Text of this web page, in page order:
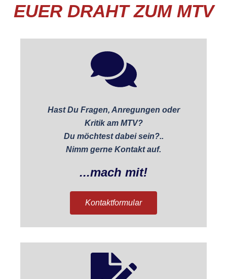
EUER DRAHT ZUM MTV
Hast Du Fragen, Anregungen oder
Kritik am MTV?
Du möchtest dabei sein?..
Nimm gerne Kontakt auf.
...mach mit!
Kontaktformular